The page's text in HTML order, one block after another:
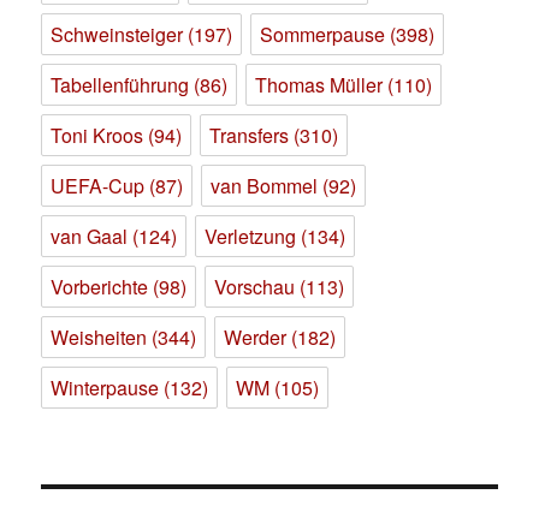
Schweinsteiger(197) Sommerpause (398)
Tabellenführung (86) Thomas Müller(110)
Toni Kroos (94) Transfers (310)
UEFA-Cup (87) van Bommel (92)
van Gaal (124) Verletzung (134)
Vorberichte (98) Vorschau (113)
Weisheiten (344) Werder(182)
Winterpause (132) WM (105)